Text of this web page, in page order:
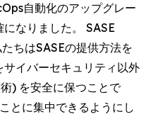
自動化のアップグレー
なりました。 SASE
ちはSASEの提供方法を
イバーセキュリティ以外
) を安全に保つことで
とに集中できるようにし